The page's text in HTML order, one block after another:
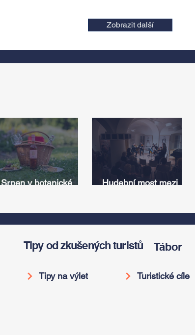
Zobrazit další
Srpen v botanické
světa a vinařské
oslavy
Hudební most mezi
Antonína Dvořáka
ožije v jeho rodném
Tipy od zkušených turistů Tábor
Tipy na výlet Turistické cíle